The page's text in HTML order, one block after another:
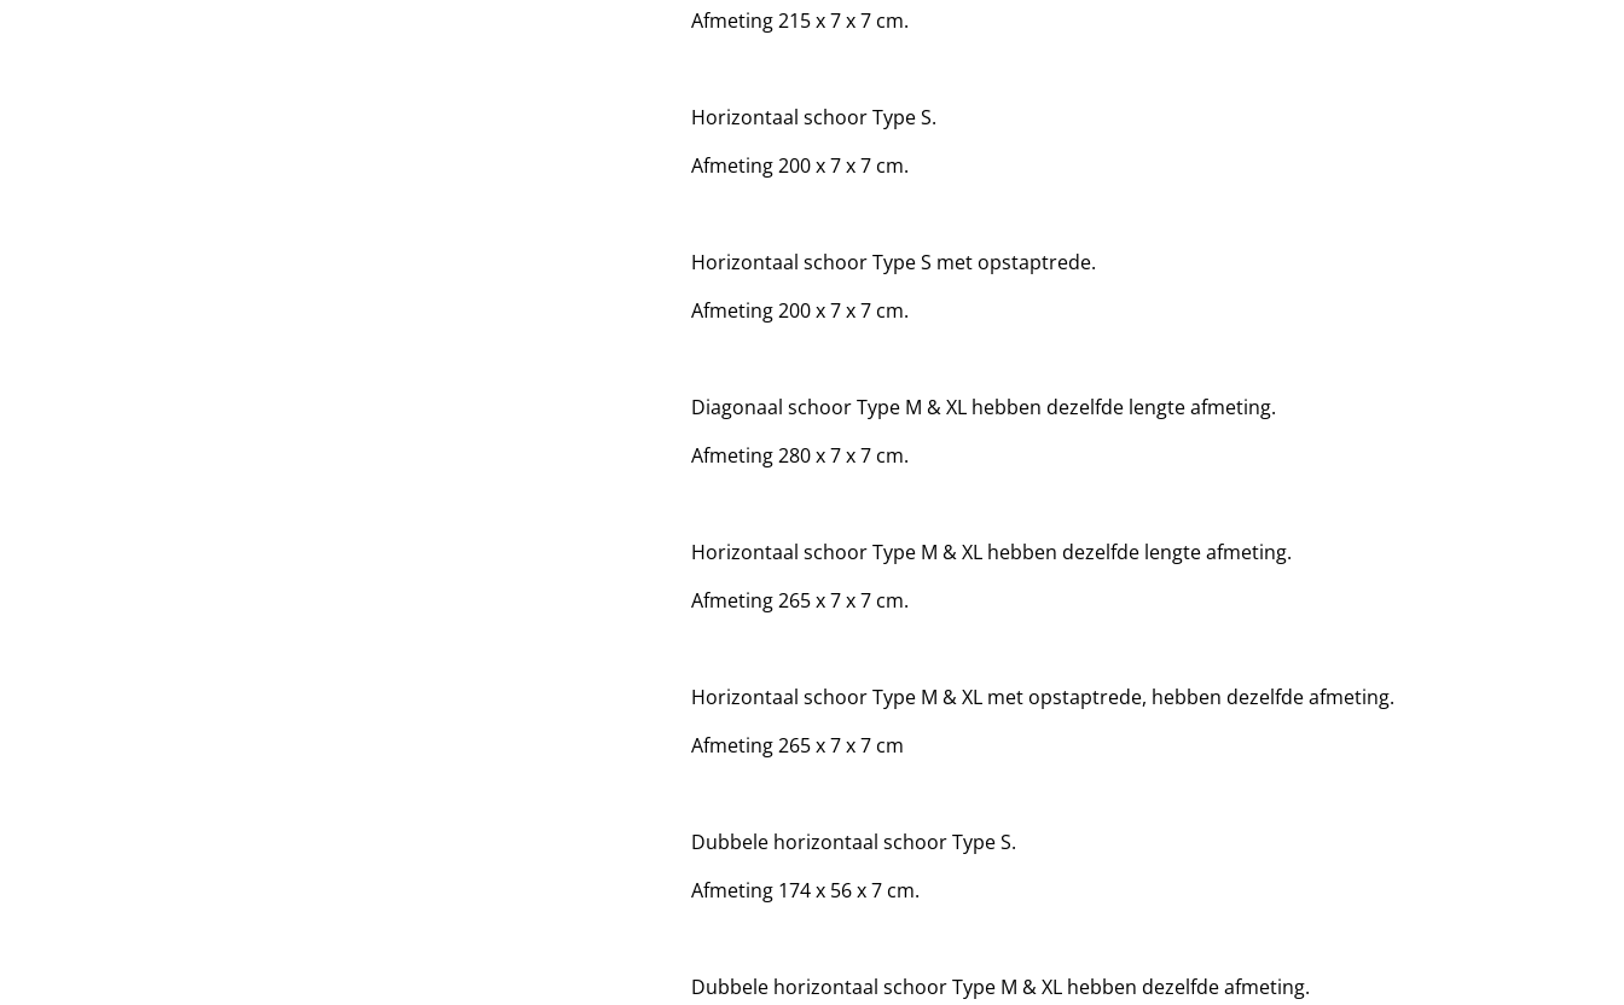
Afmeting 215 x 7 x 7 cm.
Horizontaal schoor Type S.
Afmeting 200 x 7 x 7 cm.
Horizontaal schoor Type S met opstaptrede.
Afmeting 200 x 7 x 7 cm.
Diagonaal schoor Type M & XL hebben dezelfde lengte afmeting.
Afmeting 280 x 7 x 7 cm.
Horizontaal schoor Type M & XL hebben dezelfde lengte afmeting.
Afmeting 265 x 7 x 7 cm.
Horizontaal schoor Type M & XL met opstaptrede, hebben dezelfde afmeting.
Afmeting 265 x 7 x 7 cm
Dubbele horizontaal schoor Type S.
Afmeting 174 x 56 x 7 cm.
Dubbele horizontaal schoor Type M & XL hebben dezelfde afmeting.